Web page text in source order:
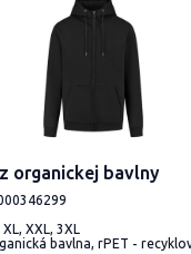
organickej bavlny
XL, XXL, 3XL
bavlna, rPET -